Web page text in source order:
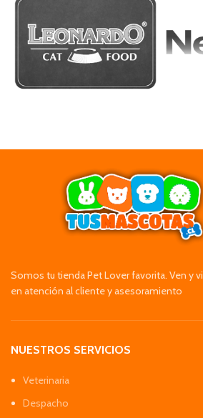
Somos tu tienda Pet Lover favorita. Ven y
en atención al cliente y asesoramiento
NUESTROS SERVICIOS
Veterinaria
Despacho